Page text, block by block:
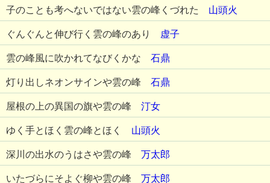
子のことも考へないではない雲の峰くづれた 山頭火
ぐんぐんと伸び行く雲の峰のあり 虚子
雲の峰風に吹かれてなびくかな 石鼎
灯り出しネオンサインや雲の峰 石鼎
屋根の上の異国の旗や雲の峰 汀女
ゆく手とほく雲の峰とほく 山頭火
深川の出水のうはさや雲の峰 万太郎
いたづらにそよぐ柳や雲の峰 万太郎